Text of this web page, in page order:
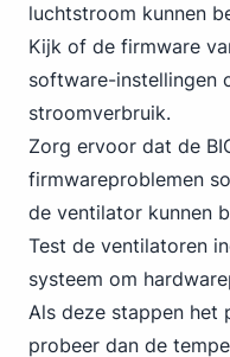
luchtstroom kunnen
Kijk of de firmware
software-instellingen
stroomverbruik.
Zorg ervoor dat de
firmwareproblemen
de ventilator kunnen
Test de ventilatoren
systeem om
Als deze stappen het
probeer dan de